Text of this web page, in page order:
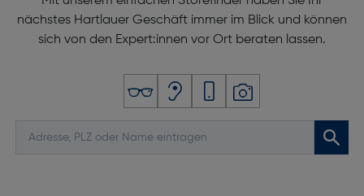
nächstes Hartlauer Geschäft immer im Blick und können
sich von den Expert:innen vor Ort beraten lassen.